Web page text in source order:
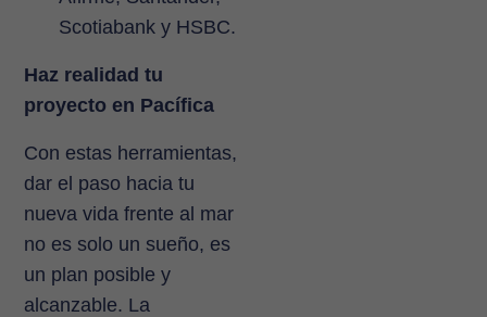
Scotiabank y HSBC.
Haz realidad tu
proyecto en Pacífica
Con estas herramientas,
dar el paso hacia tu
nueva vida frente al mar
no es solo un sueño, es
un plan posible y
alcanzable. La